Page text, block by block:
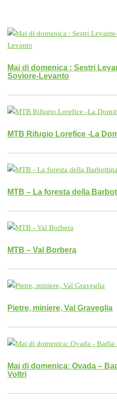
Mai di domenica : Sestri
Soviore-Levanto
MTB Rifugio Lorefice -La
MTB – La foresta della
MTB – Val Borbera
Pietre, miniere, Val Graveglia
Mai di domenica: Ovada –
Voltri